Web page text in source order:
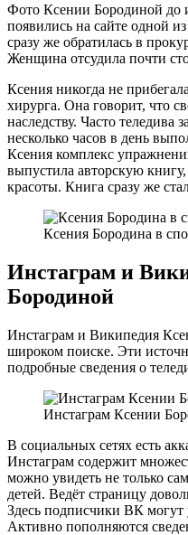
Фото Ксении Бородиной до
появились на сайте одной
сразу же обратилась в
Женщина отсудила почти
Ксения никогда не
хирурга. Она говорит, что
наследству. Часто теледива
несколько часов в день
Ксения комплекс
выпустила авторскую
красоты. Книга сразу же
Ксения Бородина в
Инстаграм и
Бородиной
Инстаграм и Википедия
широком поиске. Эти
подробные сведения о
Инстаграм Ксении
В социальных сетях есть
Инстаграм содержит
можно увидеть не только
детей. Ведёт страницу
Здесь подписчики ВК могут
Активно пополняются